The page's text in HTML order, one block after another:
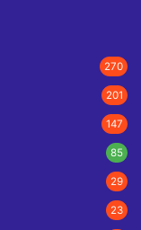
270
201
147
85
29
23